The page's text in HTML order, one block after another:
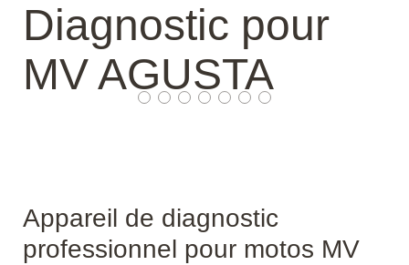
Diagnostic pour
MV AGUSTA
Appareil de diagnostic
professionnel pour motos MV